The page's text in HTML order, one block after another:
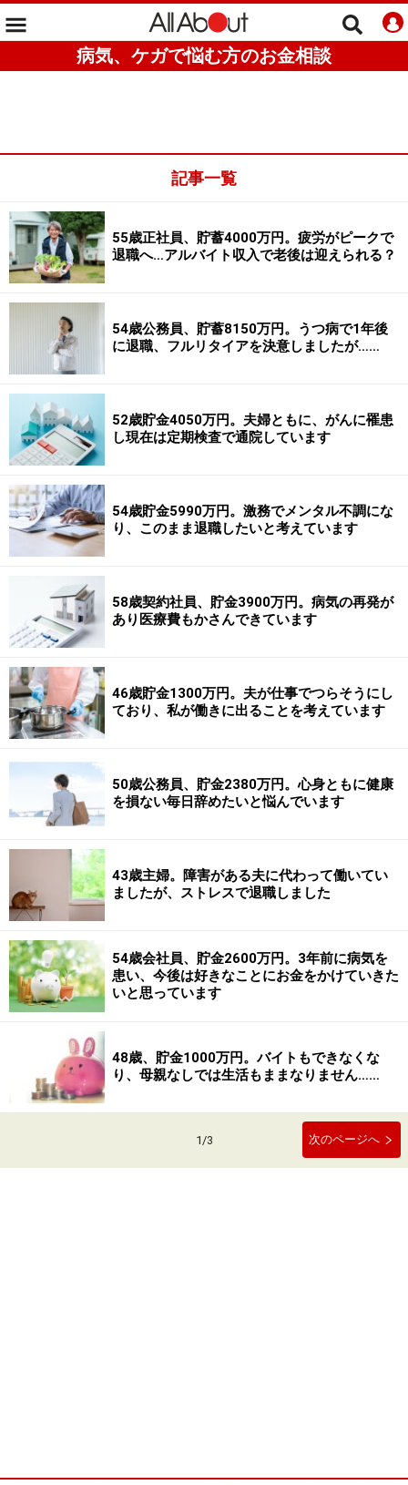
病気、ケガで悩む方のお金相談
記事一覧
55歳正社員、貯蓄4000万円。疲労がピークで
退職へ…アルバイト収入で老後は迎えられる？
54歳公務員、貯蓄8150万円。うつ病で1年後
に退職、フルリタイアを決意しましたが……
52歳貯金4050万円。夫婦ともに、がんに罹患
し現在は定期検査で通院しています
54歳貯金5990万円。激務でメンタル不調にな
り、このまま退職したいと考えています
58歳契約社員、貯金3900万円。病気の再発が
あり医療費もかさんできています
46歳貯金1300万円。夫が仕事でつらそうにし
ており、私が働きに出ることを考えています
50歳公務員、貯金2380万円。心身ともに健康
を損ない毎日辞めたいと悩んでいます
43歳主婦。障害がある夫に代わって働いてい
ましたが、ストレスで退職しました
54歳会社員、貯金2600万円。3年前に病気を
患い、今後は好きなことにお金をかけていきた
いと思っています
48歳、貯金1000万円。バイトもできなくな
り、母親なしでは生活もままなりません……
1/3 次のページへ